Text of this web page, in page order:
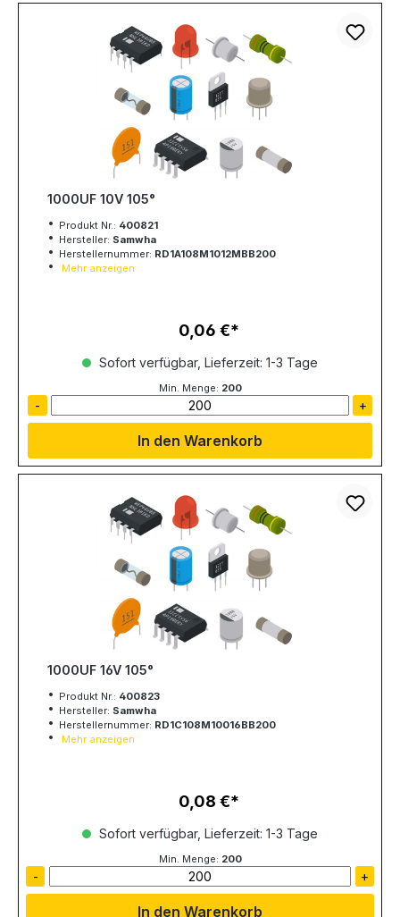
1000UF 10V 105°
Produkt Nr.: 400821
Hersteller: Samwha
Herstellernummer: RD1A108M1012MBB200
Mehr anzeigen
Regulärer Preis:
0,06 €
Sofort verfügbar, Lieferzeit: 1-3 Tage
Min. Menge: 200
- +
In den Warenkorb
1000UF 16V 105°
Produkt Nr.: 400823
Hersteller: Samwha
Herstellernummer: RD1C108M10016BB200
Mehr anzeigen
Regulärer Preis:
0,08 €
Sofort verfügbar, Lieferzeit: 1-3 Tage
Min. Menge: 200
- +
In den Warenkorb